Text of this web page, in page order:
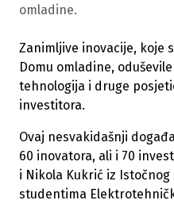
omladine.
Zanimljive inovacije, koje
Domu omladine,
tehnologija i druge
investitora.
Ovaj nesvakidašnji
60 inovatora, ali i 70
i Nikola Kukrić iz
studentima